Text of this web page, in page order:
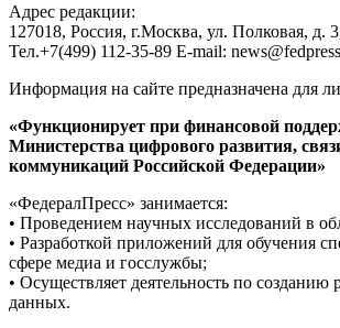
Адрес редакции:
127018, Россия, г.Москва, ул. Полковая, д.
Тел.+7(499) 112-35-89 E-mail:
Информация на сайте предназначена для
«Функционирует при финансовой
Министерства цифрового развития,
коммуникаций Российской Федерации»
«ФедералПресс» занимается:
• Проведением научных исследований в
• Разработкой приложений для обучения
сфере медиа и госслужбы;
• Осуществляет деятельность по созданию
данных.